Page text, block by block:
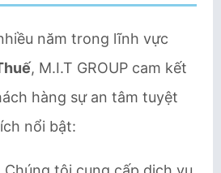
năm trong lĩnh vực
, M.I.T GROUP cam kết
hàng sự an tâm tuyệt
nổi bật: